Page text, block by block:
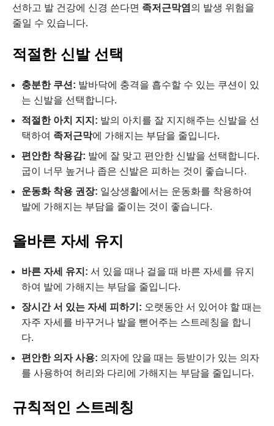
선하고 발 건강에 신경 쓴다면 족저근막염의 발생 위험을
줄일 수 있습니다.
적절한 신발 선택
충분한 쿠션: 발바닥에 충격을 흡수할 수 있는 쿠션이 있
는 신발을 선택합니다.
적절한 아치 지지: 발의 아치를 잘 지지해주는 신발을 선
택하여 족저근막에 가해지는 부담을 줄입니다.
편안한 착용감: 발에 잘 맞고 편안한 신발을 선택합니다.
굽이 너무 높거나 좁은 신발은 피하는 것이 좋습니다.
운동화 착용 권장: 일상생활에서는 운동화를 착용하여
발에 가해지는 부담을 줄이는 것이 좋습니다.
올바른 자세 유지
바른 자세 유지: 서 있을 때나 걸을 때 바른 자세를 유지
하여 발에 가해지는 부담을 줄입니다.
장시간 서 있는 자세 피하기: 오랫동안 서 있어야 할 때는
자주 자세를 바꾸거나 발을 뻗어주는 스트레칭을 합니
다.
편안한 의자 사용: 의자에 앉을 때는 등받이가 있는 의자
를 사용하여 허리와 다리에 가해지는 부담을 줄입니다.
규칙적인 스트레칭